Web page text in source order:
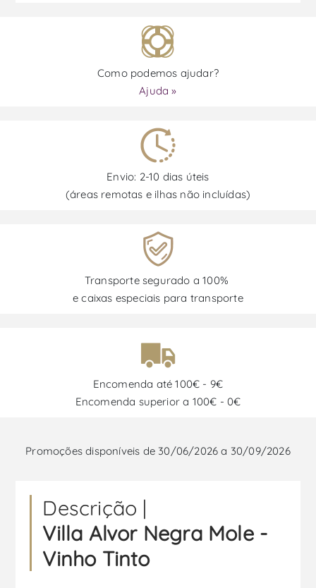
Como podemos ajudar?
Ajuda »
Envio: 2-10 dias úteis
(áreas remotas e ilhas não incluídas)
Transporte segurado a 100%
e caixas especiais para transporte
Encomenda até 100€ - 9€
Encomenda superior a 100€ - 0€
Promoções disponíveis de 30/06/2026 a 30/09/2026
Descrição |
Villa Alvor Negra Mole -
Vinho Tinto